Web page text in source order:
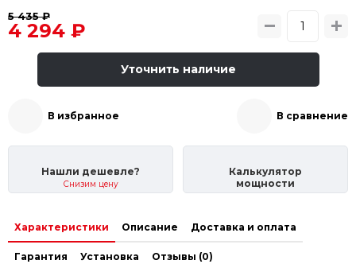
5 435 ₽
4 294 ₽
Уточнить наличие
В избранное В сравнение
Нашли дешевле?
Снизим цену
Калькулятор
мощности
Характеристики Описание Доставка и оплата
Гарантия Установка Отзывы (0)